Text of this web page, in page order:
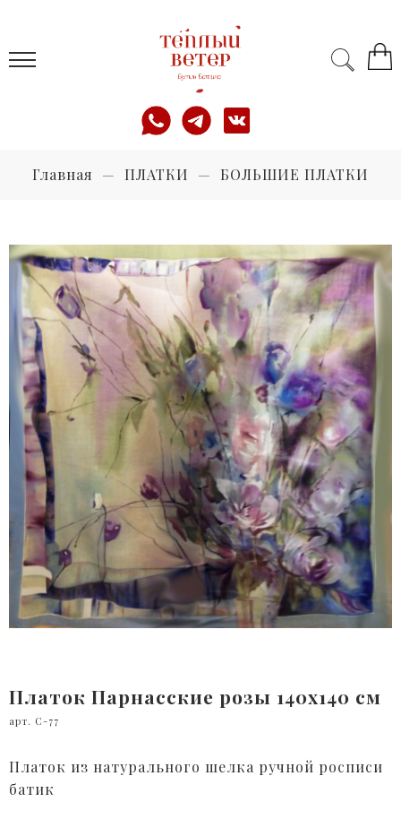
Главная ПЛАТКИ БОЛЬШИЕ ПЛАТКИ
Платок Парнасские розы 140х140 см
арт. C-77
Платок из натурального шелка ручной росписи
батик